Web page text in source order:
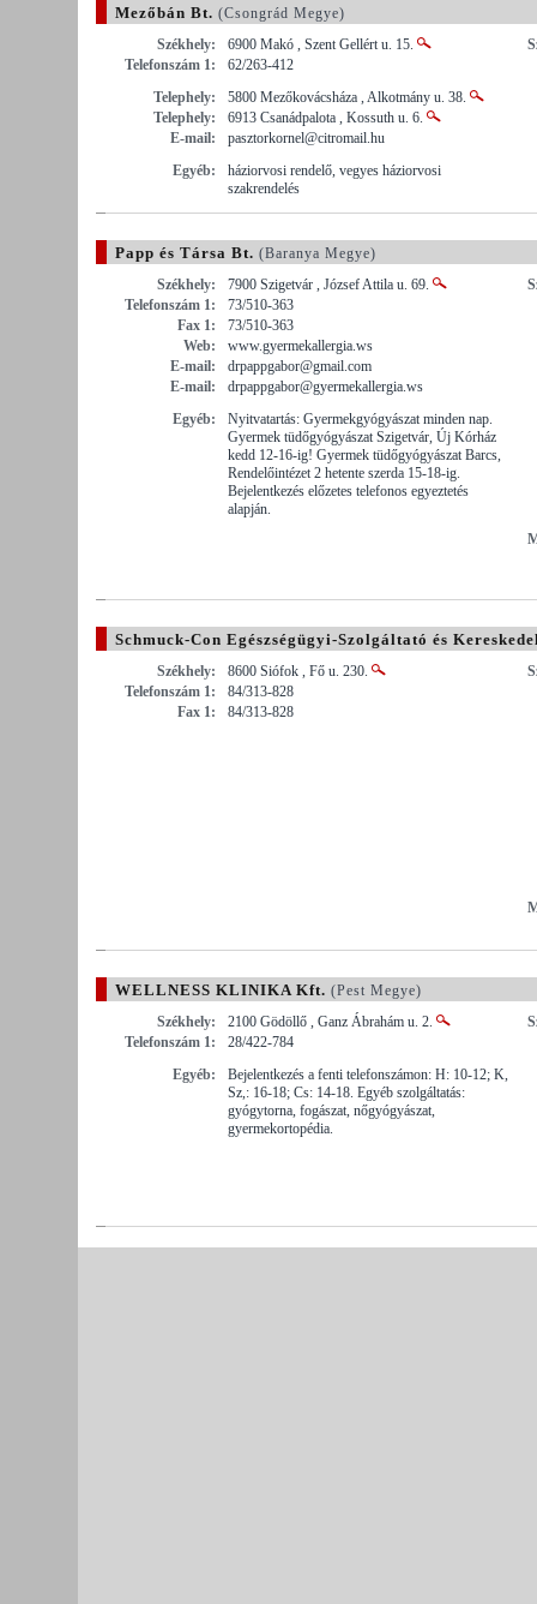
Mezőbán Bt. (Csongrád Megye)
Székhely:
6900 Makó , Szent Gellért u. 15.
Telefonszám 1:
62/263-412
Telephely:
5800 Mezőkovácsháza , Alkotmány u. 38.
Telephely:
6913 Csanádpalota , Kossuth u. 6.
E-mail:
pasztorkornel@citromail.hu
Egyéb:
háziorvosi rendelő, vegyes háziorvosi
szakrendelés
Papp és Társa Bt. (Baranya Megye)
Székhely:
7900 Szigetvár , József Attila u. 69.
Telefonszám 1:
73/510-363
Fax 1:
73/510-363
Web:
www.gyermekallergia.ws
E-mail:
drpappgabor@gmail.com
E-mail:
drpappgabor@gyermekallergia.ws
Egyéb:
Nyitvatartás: Gyermekgyógyászat minden nap.
Gyermek tüdőgyógyászat Szigetvár, Új Kórház
kedd 12-16-ig! Gyermek tüdőgyógyászat Barcs,
Rendelőintézet 2 hetente szerda 15-18-ig.
Bejelentkezés előzetes telefonos egyeztetés
alapján.
Schmuck-Con Egészségügyi-Szolgáltató és
Székhely:
8600 Siófok , Fő u. 230.
Telefonszám 1:
84/313-828
Fax 1:
84/313-828
WELLNESS KLINIKA Kft. (Pest Megye)
Székhely:
2100 Gödöllő , Ganz Ábrahám u. 2.
Telefonszám 1:
28/422-784
Egyéb:
Bejelentkezés a fenti telefonszámon: H: 10-12; K,
Sz,: 16-18; Cs: 14-18. Egyéb szolgáltatás:
gyógytorna, fogászat, nőgyógyászat,
gyermekortopédia.